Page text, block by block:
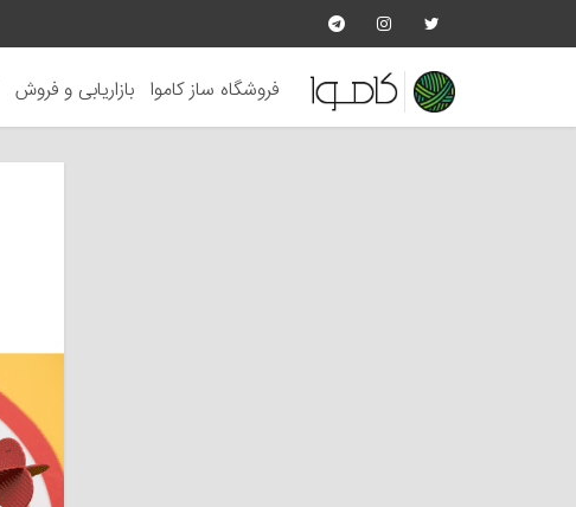
فروشگاه ساز کاموا بازاریابی و فروش